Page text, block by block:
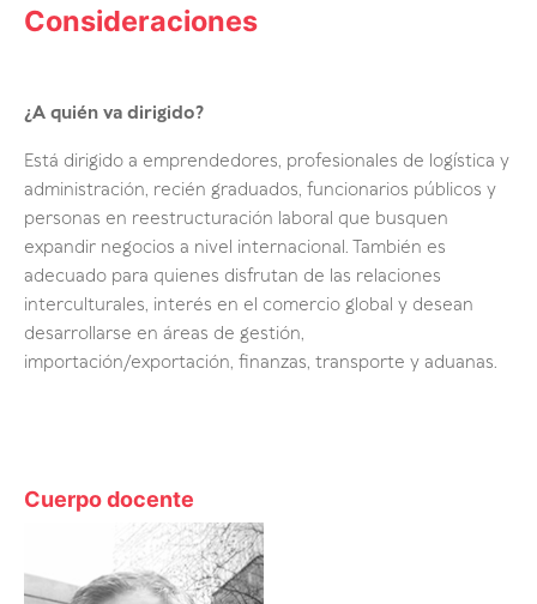
Consideraciones
¿A quién va dirigido?
Está dirigido a emprendedores, profesionales de logística y
administración, recién graduados, funcionarios públicos y
personas en reestructuración laboral que busquen
expandir negocios a nivel internacional. También es
adecuado para quienes disfrutan de las relaciones
interculturales, interés en el comercio global y desean
desarrollarse en áreas de gestión,
importación/exportación, finanzas, transporte y aduanas.
Cuerpo docente